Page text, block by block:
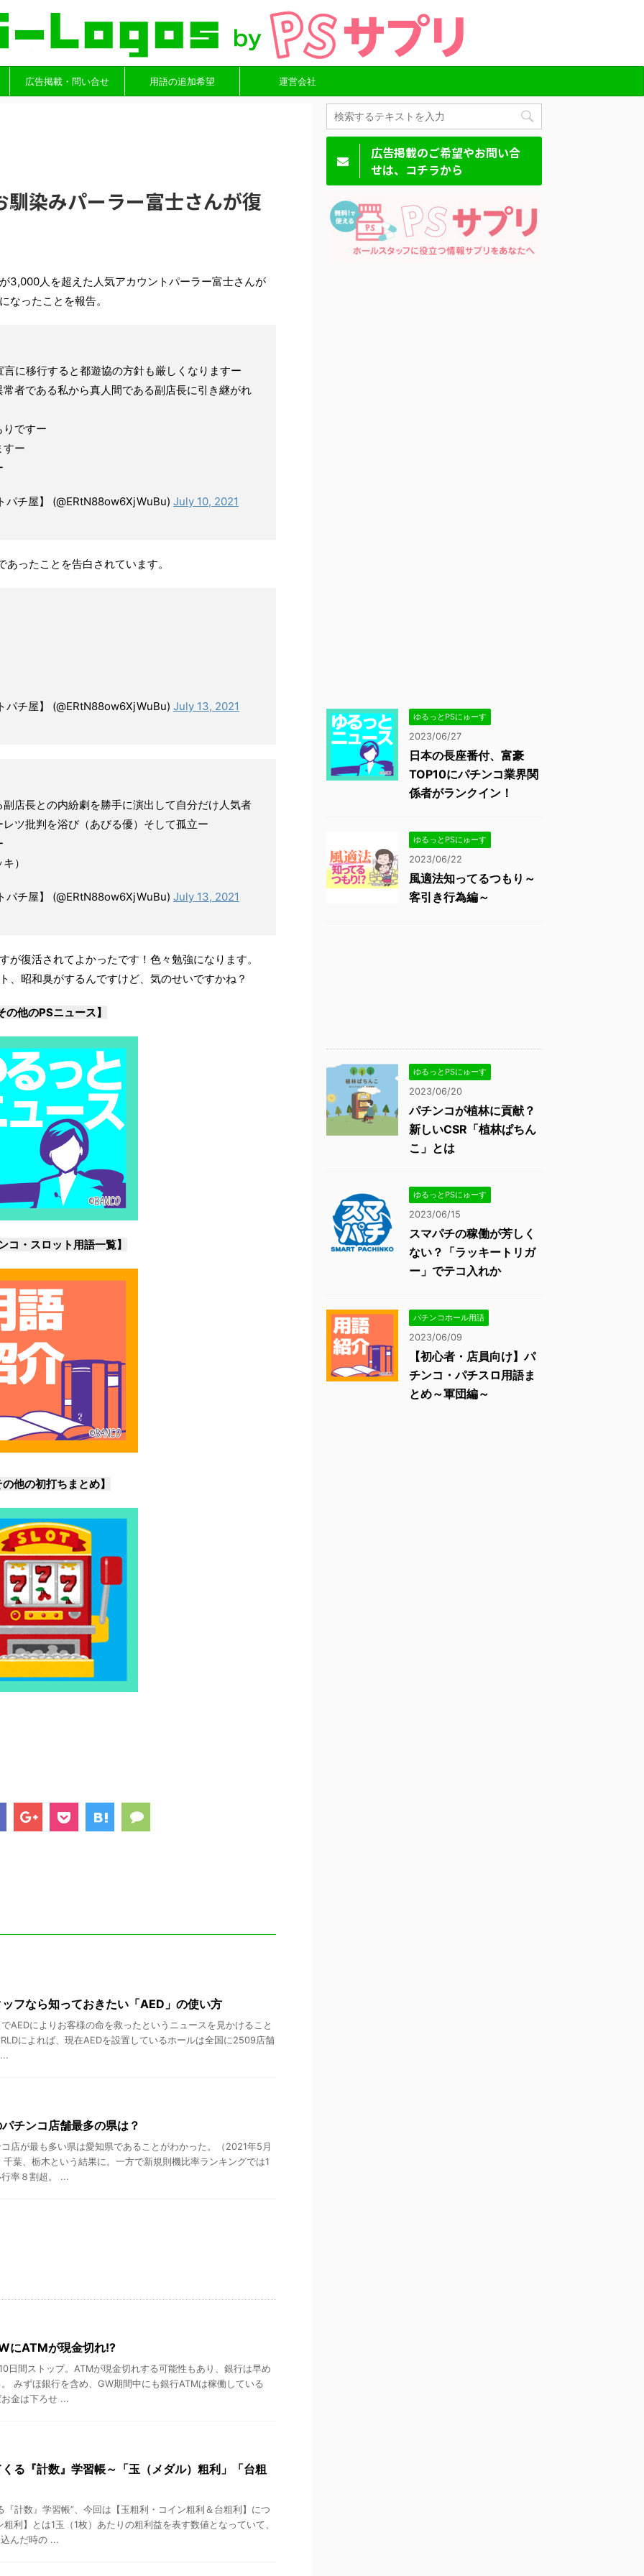
広告掲載・問い合せ 用語の追加希望 運営会社
染みパーラー富士さんが復
3,000人を超えた人気アカウントパーラー富士さんが
ったことを報告。
に移行すると都遊協の方針も厳しくなりますー
者である私から真人間である副店長に引き継がれ
ですー
すー
チ屋】 (@ERtN88ow6XjWuBu) July 10, 2021
ったことを告白されています。
チ屋】 (@ERtN88ow6XjWuBu) July 13, 2021
店長との内紛劇を勝手に演出して自分だけ人気者
ツ批判を浴び（あびる優）そして孤立ー
）
チ屋】 (@ERtN88ow6XjWuBu) July 13, 2021
が復活されてよかったです！色々勉強になります。
、昭和臭がするんですけど、気のせいですかね？
の他のPSニュース】
コ・スロット用語一覧】
他の初打ちまとめ】
フなら知っておきたい「AED」の使い方
AEDによりお客様の命を救ったというニュースを見かけること
によれば、現在AEDを設置しているホールは全国に2509店舗
チンコ店舗最多の県は？
店が最も多い県は愛知県であることがわかった。（2021年5月
葉、栃木という結果に。一方で新規則機比率ランキングでは1
率８割超。 ...
にATMが現金切れ!?
日間ストップ。ATMが現金切れする可能性もあり、銀行は早め
みずほ銀行を含め、GW期間中にも銀行ATMは稼働している
金は下ろせ ...
る『計数』学習帳～「玉（メダル）粗利」「台粗
『計数』学習帳”、今回は【玉粗利・コイン粗利＆台粗利】につ
利】とは1玉（1枚）あたりの粗利益を表す数値となっていて、
んだ時の ...
広告掲載のご希望やお問い合
せは、コチラから
ゆるっとPSにゅーす
2023/06/27
日本の長座番付、富豪
TOP10にパチンコ業界関
係者がランクイン！
ゆるっとPSにゅーす
2023/06/22
風適法知ってるつもり～
客引き行為編～
ゆるっとPSにゅーす
2023/06/20
パチンコが植林に貢献？
新しいCSR「植林ぱちん
こ」とは
ゆるっとPSにゅーす
2023/06/15
スマパチの稼働が芳しく
ない？「ラッキートリガ
ー」でテコ入れか
パチンコホール用語
2023/06/09
【初心者・店員向け】パ
チンコ・パチスロ用語ま
とめ～軍団編～